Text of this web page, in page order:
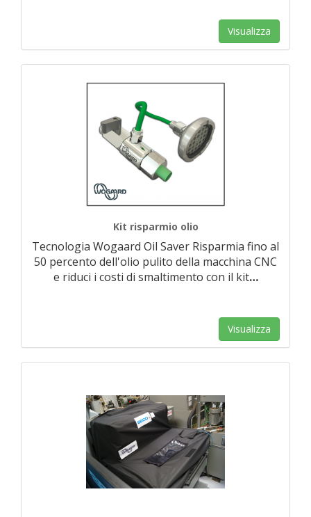
Visualizza
Kit risparmio olio
Tecnologia Wogaard Oil Saver Risparmia fino al
50 percento dell'olio pulito della macchina CNC
e riduci i costi di smaltimento con il kit…
Visualizza